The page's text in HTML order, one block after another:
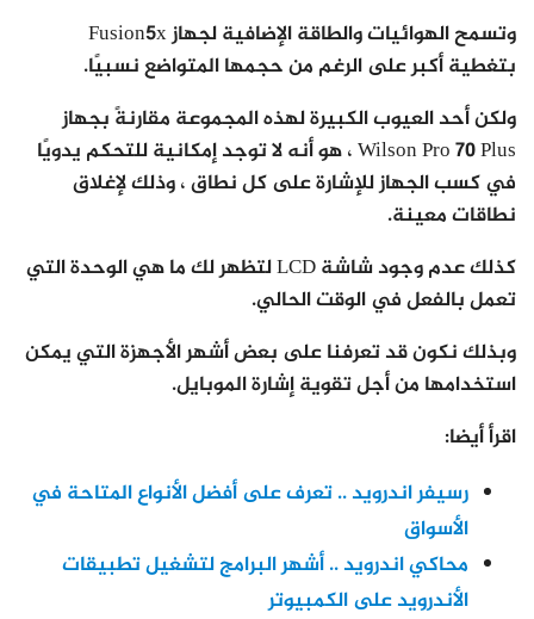
وتسمح الهوائيات والطاقة الإضافية لجهاز Fusion5x
بتغطية أكبر على الرغم من حجمها المتواضع نسبيًا.
ولكن أحد العيوب الكبيرة لهذه المجموعة مقارنةً بجهاز
Wilson Pro 70 Plus ، هو أنه لا توجد إمكانية للتحكم يدويًا
في كسب الجهاز للإشارة على كل نطاق ، وذلك لإغلاق
نطاقات معينة.
كذلك عدم وجود شاشة LCD لتظهر لك ما هي الوحدة التي
تعمل بالفعل في الوقت الحالي.
وبذلك نكون قد تعرفنا على بعض أشهر الأجهزة التي يمكن
استخدامها من أجل تقوية إشارة الموبايل.
اقرأ أيضا:
رسيفر اندرويد .. تعرف على أفضل الأنواع المتاحة في
الأسواق
محاكي اندرويد .. أشهر البرامج لتشغيل تطبيقات
الأندرويد على الكمبيوتر